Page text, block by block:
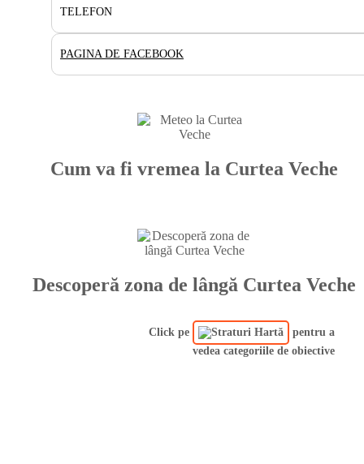
TELEFON
PAGINA DE FACEBOOK
Cum va fi vremea la Curtea Veche
Descoperă zona de lângă Curtea Veche
Click pe
pentru a
vedea categoriile de obiective